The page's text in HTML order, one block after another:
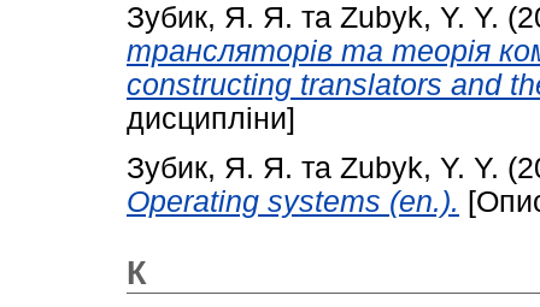
Зубик, Я. Я. та Zubyk, Y. Y.
трансляторів та теорія
constructing translators and
дисципліни]
Зубик, Я. Я. та Zubyk, Y. Y.
Operating systems (en.).
К